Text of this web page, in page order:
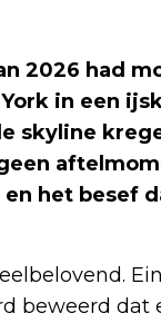
2026 had
in een
skyline
het besef
beweerd